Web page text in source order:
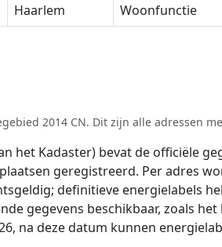
Haarlem Woonfunctie
2014 CN. Dit zijn alle adressen
het Kadaster) bevat de officiële
geregistreerd. Per adres
definitieve energielabels
gegevens beschikbaar, zoals
na deze datum kunnen